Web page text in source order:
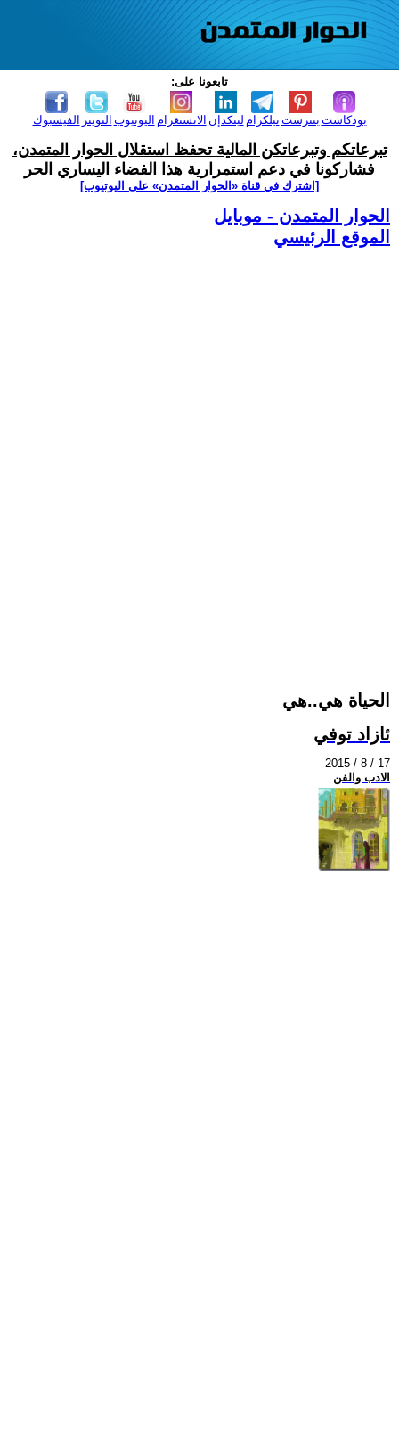
تابعونا على:
الفيسبوك التويتر اليوتيوب الانستغرام لينكدإن تيلكرامبنترست بودكاست
تبرعاتكم وتبرعاتكن المالية تحفظ استقلال الحوار المتمدن،
فشاركونا في دعم استمرارية هذا الفضاء اليساري الحر
[اشترك في قناة ‫«الحوار المتمدن» على اليوتيوب]
الحوار المتمدن - موبايل
الموقع الرئيسي
الحياة هي..هي
ئازاد توفي
2015 / 8 / 17
الادب والفن